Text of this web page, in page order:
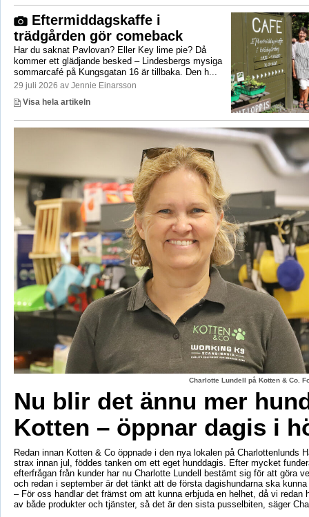
Eftermiddagskaffe i
trädgården gör comeback
Har du saknat Pavlovan? Eller Key lime pie? Då
kommer ett glädjande besked – Lindesbergs mysiga
sommarcafé på Kungsgatan 16 är tillbaka. Den h...
29 juli 2026 av Jennie Einarsson
Visa hela artikeln
Charlotte Lundell på Kotten & Co.
Nu blir det ännu mer
Kotten – öppnar dagis i
Redan innan Kotten & Co öppnade i den nya lokalen på Charlottenlunds
strax innan jul, föddes tanken om ett eget hunddagis. Efter mycket
efterfrågan från kunder har nu Charlotte Lundell bestämt sig för att göra
och redan i september är det tänkt att de första dagishundarna ska
– För oss handlar det främst om att kunna erbjuda en helhet, då vi redan
av både produkter och tjänster, så det är den sista pusselbiten, säger